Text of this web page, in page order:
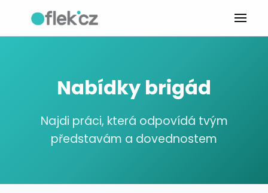
Nabídky brigád
Najdi práci, která odpovídá tvým
představám a dovednostem